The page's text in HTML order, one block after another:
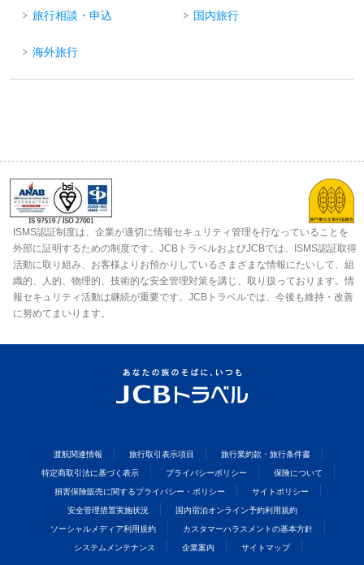
旅行相談・申込 国内旅行
海外旅行
ISMS認証制度は、企業が適切に情報セキュリティ管理を行なっていることを
外部に証明するための制度です。JCBトラベルおよびJCBでは、ISMS認証取得
活動に取り組み、お客様よりお預かりしているさまざまな情報にたいして、組
織的、人的、物理的、技術的な安全管理対策を講じ、取り扱っております。情
報セキュリティ活動は継続が重要です。JCBトラベルでは、今後も維持・改善
に努めてまいります。
渡航関連情報 旅行取引表示項目 旅行業約款・旅行条件書
特定商取引法に基づく表示 プライバシーポリシー 保険について
損害保険販売に関するプライバシー・ポリシー サイトポリシー
安全管理措置実施状況 国内宿泊オンライン予約利用規約
ソーシャルメディア利用規約 カスタマーハラスメントの基本方針
システムメンテナンス 企業案内 サイトマップ